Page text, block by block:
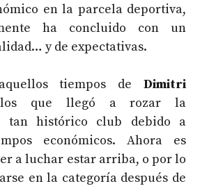
en la parcela deportiva,
ha concluido con un
y de expectativas.
tiempos de Dimitri
que llegó a rozar la
tan histórico club debido a
económicos. Ahora es
a luchar estar arriba, o por lo
en la categoría después de